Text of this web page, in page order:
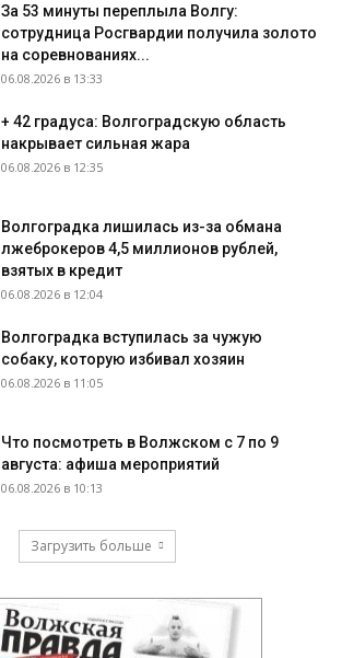
За 53 минуты переплыла Волгу:
сотрудница Росгвардии получила золото
на соревнованиях...
06.08.2026 в 13:33
+ 42 градуса: Волгоградскую область
накрывает сильная жара
06.08.2026 в 12:35
Волгоградка лишилась из-за обмана
лжеброкеров 4,5 миллионов рублей,
взятых в кредит
06.08.2026 в 12:04
Волгоградка вступилась за чужую
собаку, которую избивал хозяин
06.08.2026 в 11:05
Что посмотреть в Волжском с 7 по 9
августа: афиша мероприятий
06.08.2026 в 10:13
Загрузить больше